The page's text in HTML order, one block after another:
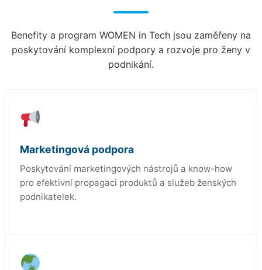
Benefity a program WOMEN in Tech jsou zaměřeny na
poskytování komplexní podpory a rozvoje pro ženy v
podnikání.
Marketingová podpora
Poskytování marketingových nástrojů a know-how
pro efektivní propagaci produktů a služeb ženských
podnikatelek.